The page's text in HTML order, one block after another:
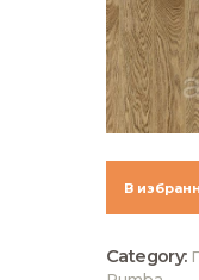
В
Category: